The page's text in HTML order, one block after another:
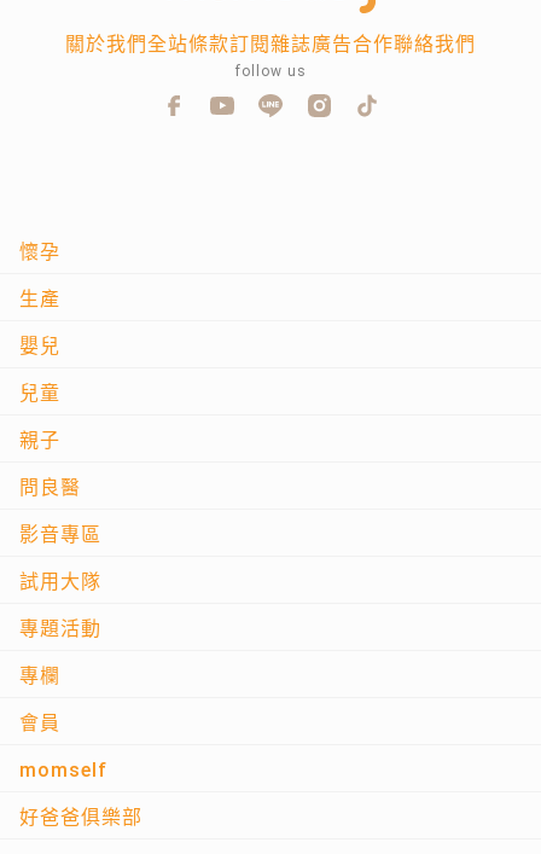
懷孕
生產
嬰兒
兒童
親子
問良醫
影音專區
試用大隊
專題活動
專欄
會員
momself
好爸爸俱樂部
關於我們全站條款訂閱雜誌廣告合作聯絡我們
follow us